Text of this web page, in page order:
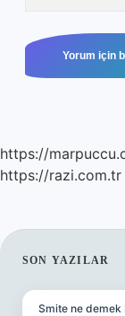
https://
https://razi.com.tr
SON YAZILAR
Smite ne demek